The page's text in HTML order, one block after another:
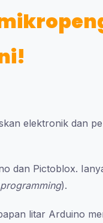
elektronik dan
dan Pictoblox.
programming).
litar Arduino